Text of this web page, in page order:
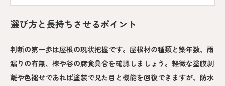
選び方と長持ちさせるポイント
判断の第一歩は屋根の現状把握です。屋根材の種類と築年数、雨
漏りの有無、棟や谷の腐食具合を確認しましょう。軽微な塗膜剥
離や色褪せであれば塗装で見た目と機能を回復できますが、防水